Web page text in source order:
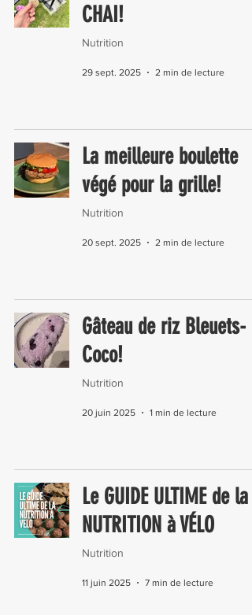
CHAI!
Nutrition
29 sept. 2025 2 min de lecture
La meilleure boulette
végé pour la grille!
Nutrition
20 sept. 2025 2 min de lecture
Gâteau de riz Bleuets-
Coco!
Nutrition
20 juin 2025 1 min de lecture
Le GUIDE ULTIME de la
NUTRITION à VÉLO
Nutrition
11 juin 2025 7 min de lecture